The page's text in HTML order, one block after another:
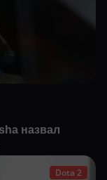
назвал
Dota 2